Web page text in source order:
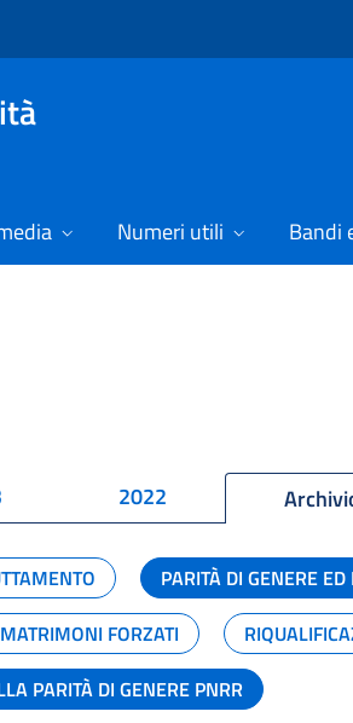
Numeri utili Bandi
2022
PARITÀ DI GENERE
FORZATI
PARITÀ DI GENERE PNRR